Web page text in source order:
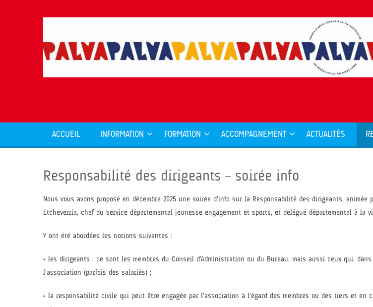
ACCUEIL INFORMATION FORMATION ACCOMPAGNEMENT ACTUALITÉS
Responsabilité des dirigeants – soirée info
Nous vous avons proposé en décembre 2025 une soirée d’info sur la Responsabilité des dirigeants, animée
Etcheverria, chef du service départemental jeunesse engagement et sports, et délégué départemental à la
Y ont été abordées les notions suivantes :
• les dirigeants : ce sont les membres du Conseil d’Administration ou du Bureau, mais aussi ceux qui,
l’association (parfois des salariés) ;
• la responsabilité civile qui peut être engagée par l’association à l’égard des membres ou des tiers et en